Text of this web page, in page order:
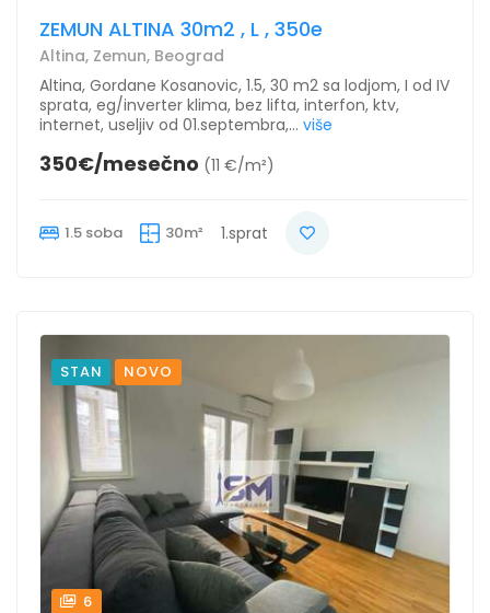
ZEMUN ALTINA 30m2 , L , 350e
Altina, Zemun, Beograd
Altina, Gordane Kosanovic, 1.5, 30 m2 sa lodjom, I od IV
sprata, eg/inverter klima, bez lifta, interfon, ktv,
internet, useljiv od 01.septembra,... više
350€/mesečno (11 €/m²)
1.5 soba 30m² 1.sprat
STAN NOVO
6